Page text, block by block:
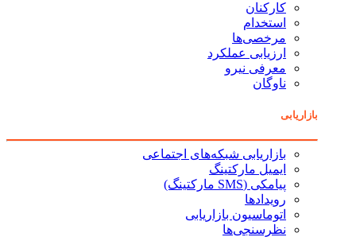
کارکنان
استخدام
مرخصی‌ها
ارزیابی عملکرد
معرفی نیرو
ناوگان
بازاریابی
بازاریابی شبکه‌های اجتماعی
ایمیل مارکتینگ
پیامکی (SMS مارکتینگ)
رویدادها
اتوماسیون بازاریابی
نظرسنجی‌ها